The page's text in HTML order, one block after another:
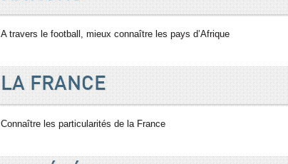
A travers le football, mieux connaître les pays d’Afrique
LA FRANCE
Connaître les particularités de la France